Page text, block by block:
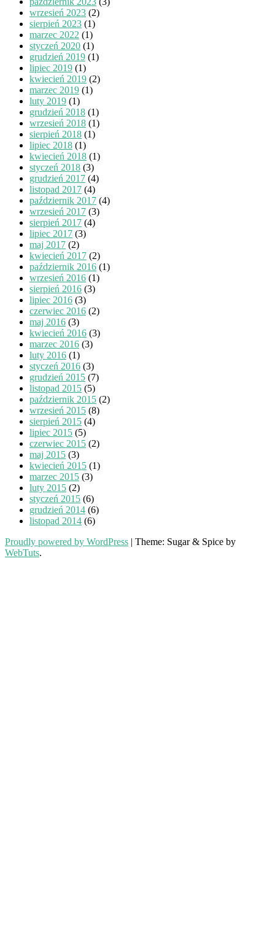
wrzesień 2023 (2)
sierpień 2023 (1)
marzec 2022 (1)
styczeń 2020 (1)
grudzień 2019 (1)
lipiec 2019 (1)
kwiecień 2019 (2)
marzec 2019 (1)
luty 2019 (1)
grudzień 2018 (1)
wrzesień 2018 (1)
sierpień 2018 (1)
lipiec 2018 (1)
kwiecień 2018 (1)
styczeń 2018 (3)
grudzień 2017 (4)
listopad 2017 (4)
październik 2017 (4)
wrzesień 2017 (3)
sierpień 2017 (4)
lipiec 2017 (3)
maj 2017 (2)
kwiecień 2017 (2)
październik 2016 (1)
wrzesień 2016 (1)
sierpień 2016 (3)
lipiec 2016 (3)
czerwiec 2016 (2)
maj 2016 (3)
kwiecień 2016 (3)
marzec 2016 (3)
luty 2016 (1)
styczeń 2016 (3)
grudzień 2015 (7)
listopad 2015 (5)
październik 2015 (2)
wrzesień 2015 (8)
sierpień 2015 (4)
lipiec 2015 (5)
czerwiec 2015 (2)
maj 2015 (3)
kwiecień 2015 (1)
marzec 2015 (3)
luty 2015 (2)
styczeń 2015 (6)
grudzień 2014 (6)
listopad 2014 (6)
Proudly powered by WordPress | Theme: Sugar & Spice by
WebTuts.